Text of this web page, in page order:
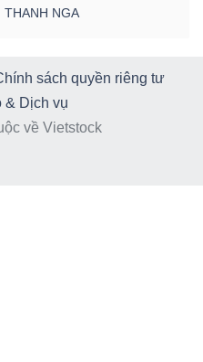
THANH NGA
sách quyền riêng tư
& Dịch vụ
về Vietstock